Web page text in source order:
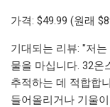
가격: $49.99 (원래
기대되는 리뷰: "저
물을 마십니다. 32온
추적하는 데 적합합
들어올리거나 기울